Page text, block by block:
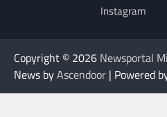
Instagram
Copyright © 2026 Newsportal
News byAscendoor | Powered